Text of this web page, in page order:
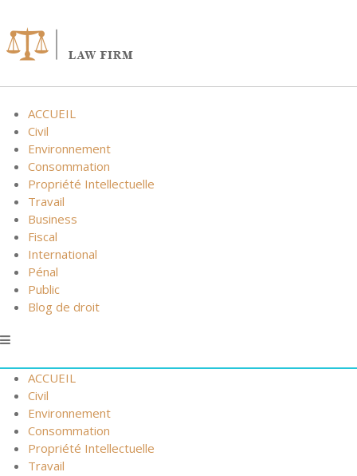
content
ACCUEIL
Civil
Environnement
Consommation
Propriété Intellectuelle
Travail
Business
Fiscal
International
Pénal
Public
Blog de droit
ACCUEIL
Civil
Environnement
Consommation
Propriété Intellectuelle
Travail